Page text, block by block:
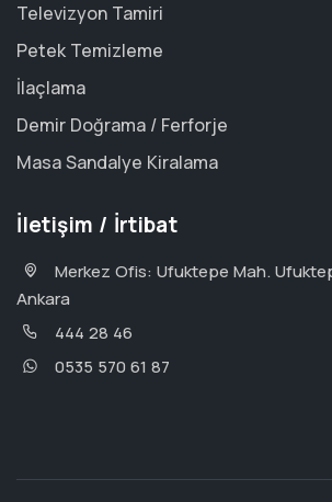
Televizyon Tamiri
Petek Temizleme
İlaçlama
Demir Doğrama / Ferforje
Masa Sandalye Kiralama
İletişim / İrtibat
Merkez Ofis: Ufuktepe Mah.
Ankara
444 28 46
0535 570 61 87